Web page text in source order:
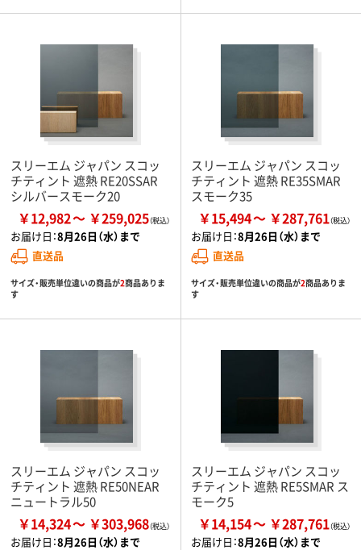
スリーエム ジャパン スコッ
チティント 遮熱 RE20SSAR
シルバースモーク20
￥12,982 ￥259,025
お届け日：8月26日（水）まで
直送品
サイズ・販売単位違いの商品が2商品ありま
す
スリーエム ジャパン スコッ
チティント 遮熱 RE35SMAR
スモーク35
￥15,494 ￥287,761
お届け日：8月26日（水）まで
直送品
サイズ・販売単位違いの商品が2商品ありま
す
スリーエム ジャパン スコッ
チティント 遮熱 RE50NEAR
ニュートラル50
￥14,324 ￥303,968
お届け日：8月26日（水）まで
スリーエム ジャパン スコッ
チティント 遮熱 RE5SMAR ス
モーク5
￥14,154 ￥287,761
お届け日：8月26日（水）まで